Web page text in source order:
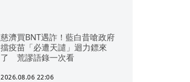
慈濟買BNT遇詐！藍白昔嗆政府
擋疫苗「必遭天譴」迴力鏢來
了 荒謬語錄一次看
2026.08.06 22:06